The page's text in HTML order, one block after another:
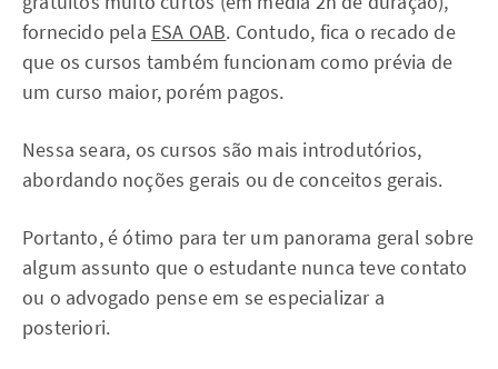
fornecido pela ESA OAB. Contudo, fica o recado de
que os cursos também funcionam como prévia de
um curso maior, porém pagos.
Nessa seara, os cursos são mais introdutórios,
abordando noções gerais ou de conceitos gerais.
Portanto, é ótimo para ter um panorama geral sobre
algum assunto que o estudante nunca teve contato
ou o advogado pense em se especializar a
posteriori.